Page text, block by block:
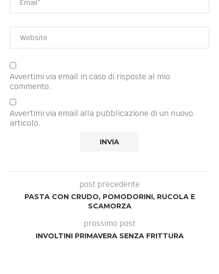
Avvertimi via email in caso di risposte al mio
commento.
Avvertimi via email alla pubblicazione di un nuovo
articolo.
post precedente
PASTA CON CRUDO, POMODORINI, RUCOLA E
SCAMORZA
prossimo post
INVOLTINI PRIMAVERA SENZA FRITTURA